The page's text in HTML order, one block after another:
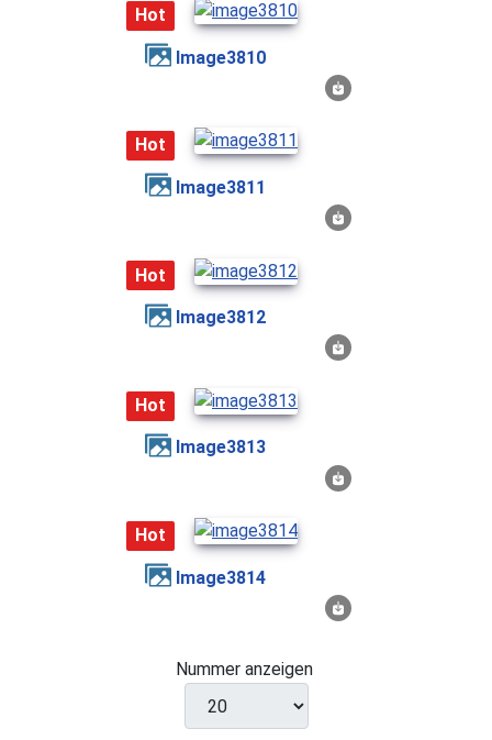
Hot
image3810
Hot
image3811
Hot
image3812
Hot
image3813
Hot
image3814
Nummer anzeigen